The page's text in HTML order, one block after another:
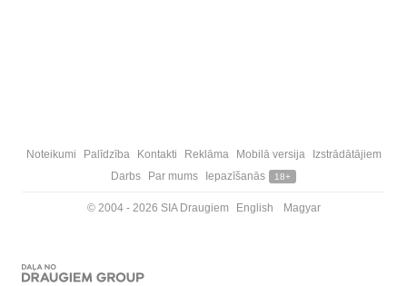
Noteikumi Palīdzība Kontakti Reklāma Mobilā versija
Izstrādātājiem
Darbs
Par mums Iepazīšanās 18+
© 2004 - 2026 SIA Draugiem English Magyar